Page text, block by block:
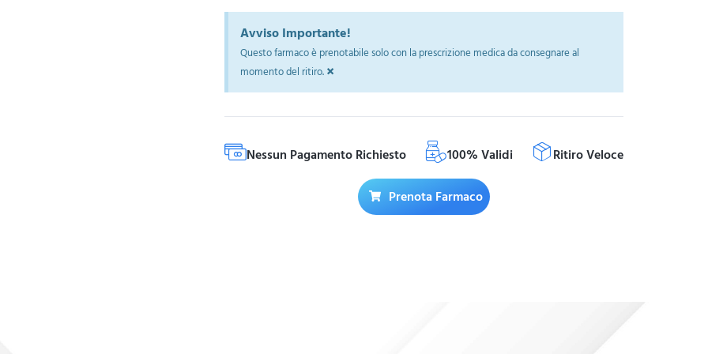
Avviso Importante!
Questo farmaco è prenotabile solo con la prescrizione medica da consegnare al
momento del ritiro.×
Nessun Pagamento Richiesto 100% Validi Ritiro Veloce
Prenota Farmaco